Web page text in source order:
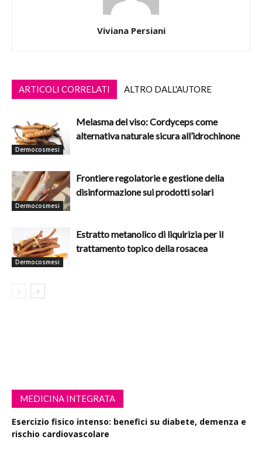
Viviana Persiani
ARTICOLI CORRELATI ALTRO DALL'AUTORE
Dermocosmesi
Melasma del viso: Cordyceps come
alternativa naturale sicura all’idrochinone
Dermocosmesi
Frontiere regolatorie e gestione della
disinformazione sui prodotti solari
Dermocosmesi
Estratto metanolico di liquirizia per il
trattamento topico della rosacea
MEDICINA INTEGRATA
Esercizio fisico intenso: benefici su diabete, demenza e
rischio cardiovascolare